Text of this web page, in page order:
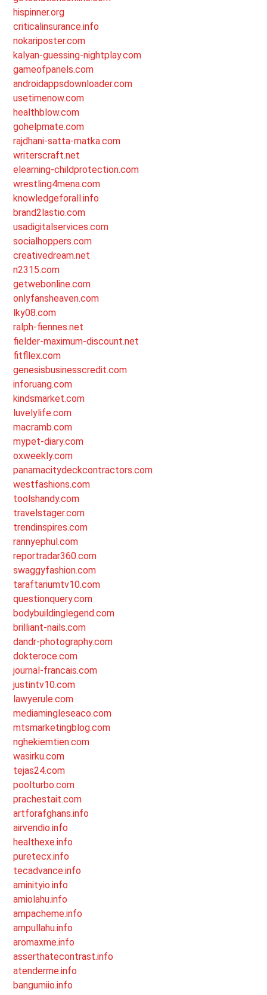
hispinner.org
criticalinsurance.info
nokariposter.com
kalyan-guessing-nightplay.com
gameofpanels.com
androidappsdownloader.com
usetimenow.com
healthblow.com
gohelpmate.com
rajdhani-satta-matka.com
writerscraft.net
elearning-childprotection.com
wrestling4mena.com
knowledgeforall.info
brand2lastio.com
usadigitalservices.com
socialhoppers.com
creativedream.net
n2315.com
getwebonline.com
onlyfansheaven.com
lky08.com
ralph-fiennes.net
fielder-maximum-discount.net
fitfllex.com
genesisbusinesscredit.com
inforuang.com
kindsmarket.com
luvelylife.com
macramb.com
mypet-diary.com
oxweekly.com
panamacitydeckcontractors.com
westfashions.com
toolshandy.com
travelstager.com
trendinspires.com
rannyephul.com
reportradar360.com
swaggyfashion.com
taraftariumtv10.com
questionquery.com
bodybuildinglegend.com
brilliant-nails.com
dandr-photography.com
dokteroce.com
journal-francais.com
justintv10.com
lawyerule.com
mediamingleseaco.com
mtsmarketingblog.com
nghekiemtien.com
wasirku.com
tejas24.com
poolturbo.com
prachestait.com
artforafghans.info
airvendio.info
healthexe.info
puretecx.info
tecadvance.info
aminityio.info
amiolahu.info
ampacheme.info
ampullahu.info
aromaxme.info
asserthatecontrast.info
atenderme.info
bangumiio.info